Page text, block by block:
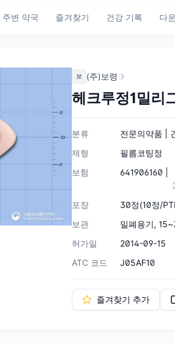
주변 약국 즐겨찾기 건강 기록 다
보 (주)보령
헤크루정1밀리
분류
전문의약품 |
제형
필름코팅정
보험
641906160 |
포장
30정(10정/
보관
밀폐용기,
허가일
2014-09-15
ATC 코드
J05AF10
즐겨찾기 추가